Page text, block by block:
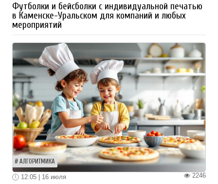
Футболки и бейсболки с индивидуальной печатью
в Каменске-Уральском для компаний и любых
мероприятий
АЛГОРИТМИКА
2246
12:05 | 16 июля